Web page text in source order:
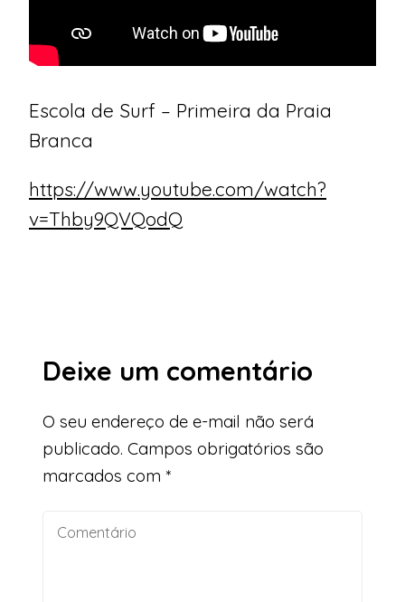
Escola de Surf – Primeira da Praia
Branca
https://www.youtube.com/watch?
v=Thby9QVQodQ
Deixe um comentário
O seu endereço de e-mail não será
publicado. Campos obrigatórios são
marcados com *